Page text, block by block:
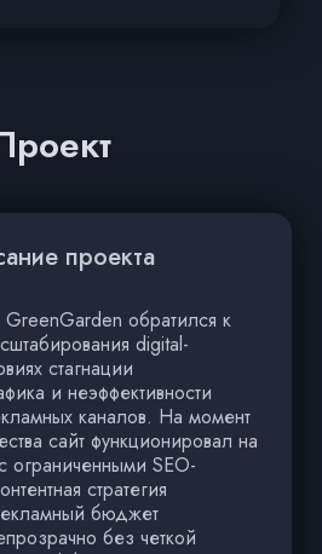
проекта
GreenGarden обратился к
digital-
стагнации
и неэффективности
каналов. На момент
сайт функционировал на
ограниченными SEO-
стратегия
бюджет
без четкой